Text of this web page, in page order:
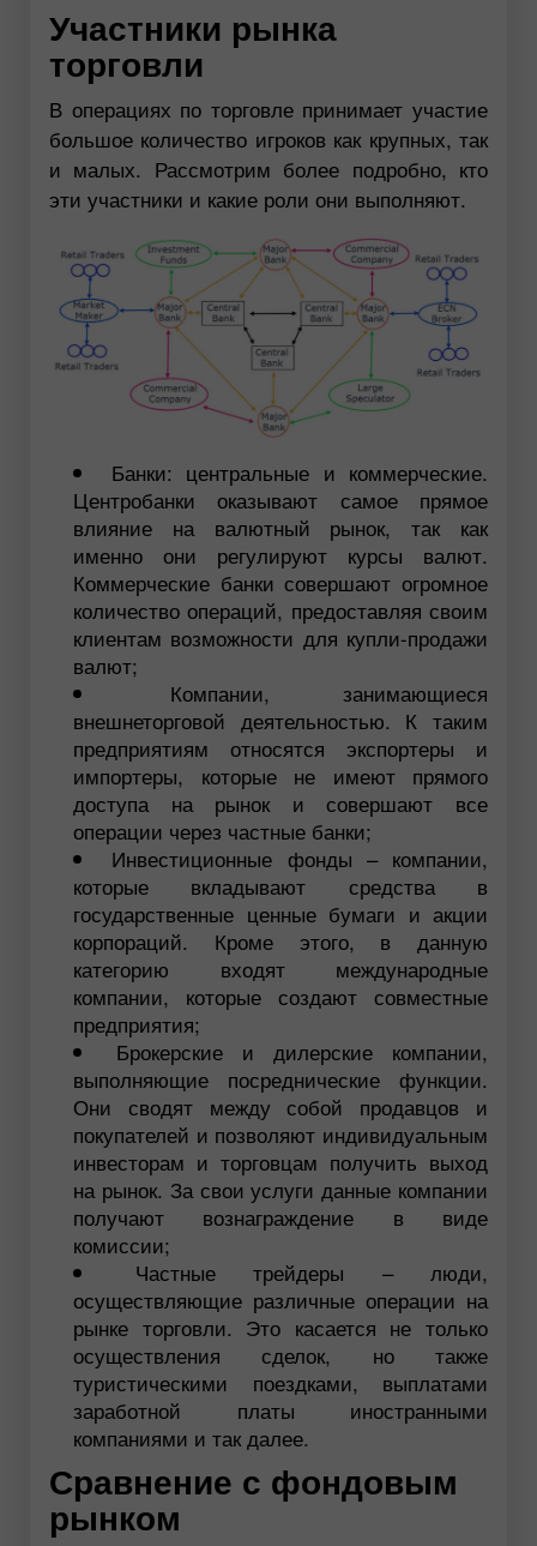
Участники рынка
торговли
В операциях по торговле принимает участие
большое количество игроков как крупных, так
и малых. Рассмотрим более подробно, кто
эти участники и какие роли они выполняют.
Банки: центральные и коммерческие.
Центробанки оказывают самое прямое
влияние на валютный рынок, так как
именно они регулируют курсы валют.
Коммерческие банки совершают огромное
количество операций, предоставляя своим
клиентам возможности для купли-продажи
валют;
Компании, занимающиеся
внешнеторговой деятельностью. К таким
предприятиям относятся экспортеры и
импортеры, которые не имеют прямого
доступа на рынок и совершают все
операции через частные банки;
Инвестиционные фонды – компании,
которые вкладывают средства в
государственные ценные бумаги и акции
корпораций. Кроме этого, в данную
категорию входят международные
компании, которые создают совместные
предприятия;
Брокерские и дилерские компании,
выполняющие посреднические функции.
Они сводят между собой продавцов и
покупателей и позволяют индивидуальным
инвесторам и торговцам получить выход
на рынок. За свои услуги данные компании
получают вознаграждение в виде
комиссии;
Частные трейдеры – люди,
осуществляющие различные операции на
рынке торговли. Это касается не только
осуществления сделок, но также
туристическими поездками, выплатами
заработной платы иностранными
компаниями и так далее.
Сравнение с фондовым
рынком